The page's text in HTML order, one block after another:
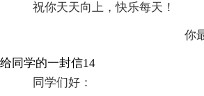
祝你天天向上，快乐每天！
你最
给同学的一封信14
同学们好：